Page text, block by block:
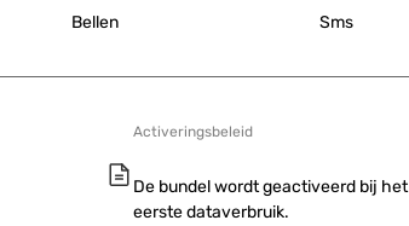
Bellen Sms
Activeringsbeleid
De bundel wordt geactiveerd bij het
eerste dataverbruik.